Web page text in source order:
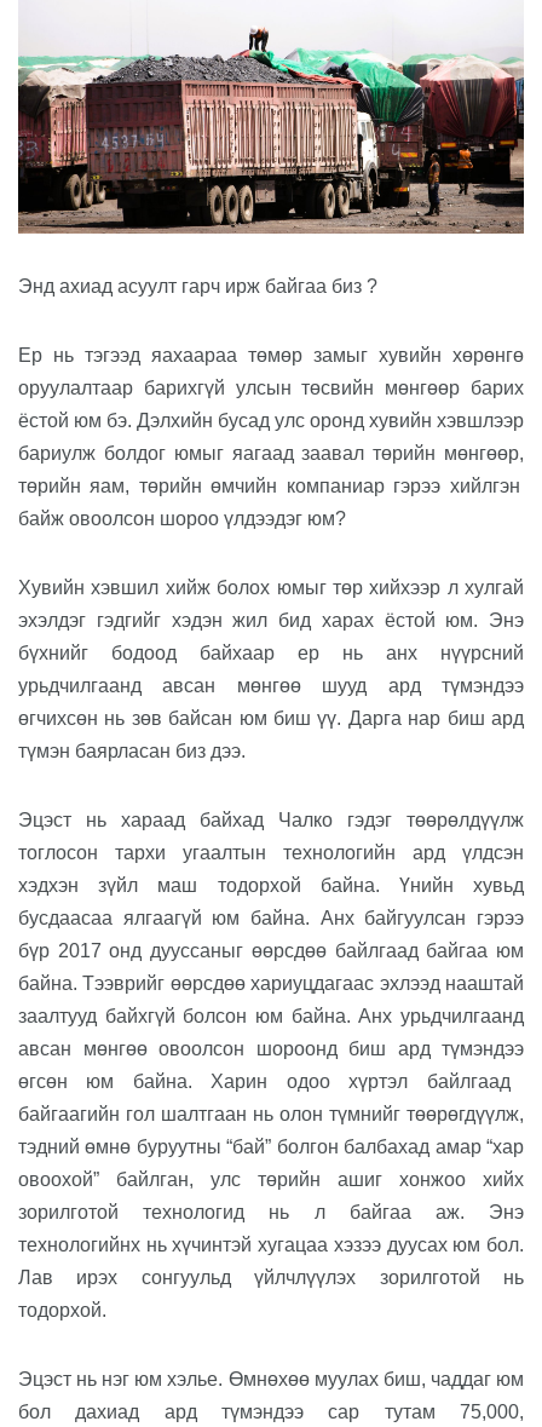
Энд ахиад асуулт гарч ирж байгаа биз ?
Ер нь тэгээд яахаараа төмөр замыг хувийн хөрөнгө
оруулалтаар барихгүй улсын төсвийн мөнгөөр барих
ёстой юм бэ. Дэлхийн бусад улс оронд хувийн хэвшлээр
бариулж болдог юмыг яагаад заавал төрийн мөнгөөр,
төрийн яам, төрийн өмчийн компаниар гэрээ хийлгэн
байж овоолсон шороо үлдээдэг юм?
Хувийн хэвшил хийж болох юмыг төр хийхээр л хулгай
эхэлдэг гэдгийг хэдэн жил бид харах ёстой юм. Энэ
бүхнийг бодоод байхаар ер нь анх нүүрсний
урьдчилгаанд авсан мөнгөө шууд ард түмэндээ
өгчихсөн нь зөв байсан юм биш үү. Дарга нар биш ард
түмэн баярласан биз дээ.
Эцэст нь хараад байхад Чалко гэдэг төөрөлдүүлж
тоглосон тархи угаалтын технологийн ард үлдсэн
хэдхэн зүйл маш тодорхой байна. Үнийн хувьд
бусдаасаа ялгаагүй юм байна. Анх байгуулсан гэрээ
бүр 2017 онд дууссаныг өөрсдөө байлгаад байгаа юм
байна. Тээврийг өөрсдөө хариуцдагаас эхлээд нааштай
заалтууд байхгүй болсон юм байна. Анх урьдчилгаанд
авсан мөнгөө овоолсон шороонд биш ард түмэндээ
өгсөн юм байна. Харин одоо хүртэл байлгаад
байгаагийн гол шалтгаан нь олон түмнийг төөрөгдүүлж,
тэдний өмнө буруутны “бай” болгон балбахад амар “хар
овоохой” байлган, улс төрийн ашиг хонжоо хийх
зорилготой технологид нь л байгаа аж. Энэ
технологийнх нь хүчинтэй хугацаа хэзээ дуусах юм бол.
Лав ирэх сонгуульд үйлчлүүлэх зорилготой нь
тодорхой.
Эцэст нь нэг юм хэлье. Өмнөхөө муулах биш, чаддаг юм
бол дахиад ард түмэндээ сар тутам 75,000,